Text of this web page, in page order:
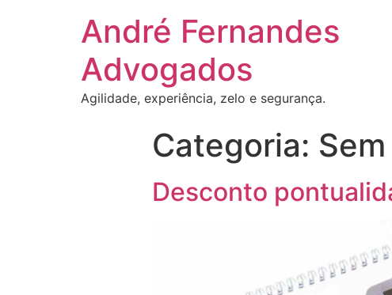
André Fernandes
Advogados
Agilidade, experiência, zelo e segurança.
Categoria:
Desconto